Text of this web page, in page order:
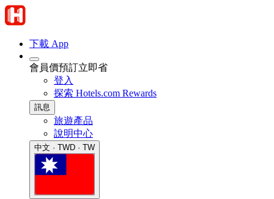
下載 App
會員價預訂立即省
登入
探索 Hotels.com Rewards
訊息
旅遊產品
說明中心
中文 · TWD · TW